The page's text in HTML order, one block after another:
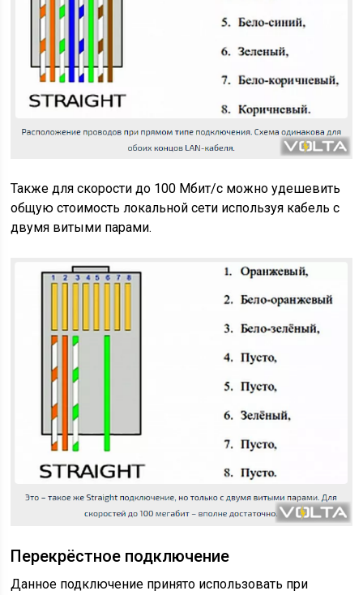
Также для скорости до 100 Мбит/с можно удешевить
общую стоимость локальной сети используя кабель с
двумя витыми парами.
Перекрёстное подключение
Данное подключение принято использовать при